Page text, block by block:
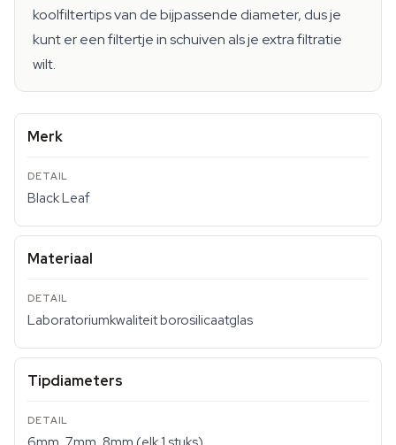
koolfiltertips van de bijpassende diameter, dus je
kunt er een filtertje in schuiven als je extra filtratie
wilt.
Merk
Black Leaf
Materiaal
Laboratoriumkwaliteit borosilicaatglas
Tipdiameters